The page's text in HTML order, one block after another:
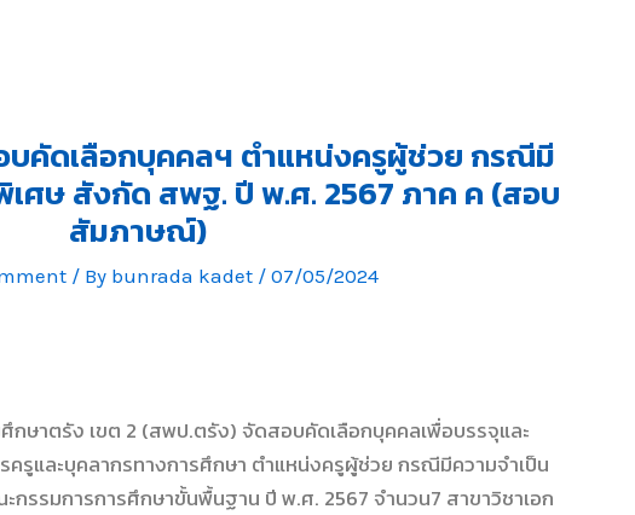
บคัดเลือกบุคคลฯ ตำแหน่งครูผู้ช่วย กรณีมี
เศษ สังกัด สพฐ. ปี พ.ศ. 2567 ภาค ค (สอบ
สัมภาษณ์)
/ By bunrada kadet / 07/05/2024
กษาตรัง เขต 2 (สพป.ตรัง) จัดสอบคัดเลือกบุคคลเพื่อบรรจุและ
ครูและบุคลากรทางการศึกษา ตำแหน่งครูผู้ช่วย กรณีมีความจำเป็น
รรมการการศึกษาขั้นพื้นฐาน ปี พ.ศ. 2567 จำนวน7 สาขาวิชาเอก